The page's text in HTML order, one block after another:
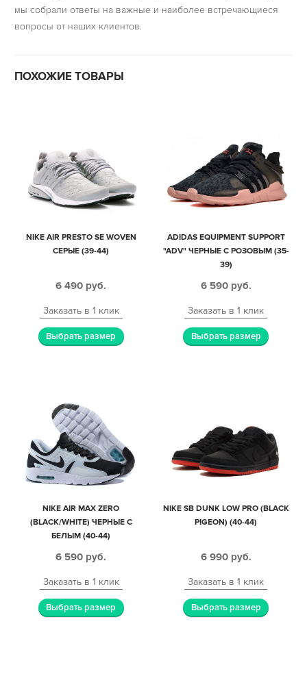
мы собрали ответы на важные и наиболее встречающиеся
вопросы от наших клиентов.
ПОХОЖИЕ ТОВАРЫ
NIKE AIR PRESTO SE WOVEN
СЕРЫЕ (39-44)
6 490 руб.
Заказать в 1 клик
Выбрать размер
ADIDAS EQUIPMENT SUPPORT
"ADV" ЧЕРНЫЕ С РОЗОВЫМ (35-
39)
6 590 руб.
Заказать в 1 клик
Выбрать размер
NIKE AIR MAX ZERO
(BLACK/WHITE) ЧЕРНЫЕ С
БЕЛЫМ (40-44)
6 590 руб.
Заказать в 1 клик
Выбрать размер
NIKE SB DUNK LOW PRO (BLACK
PIGEON) (40-44)
6 990 руб.
Заказать в 1 клик
Выбрать размер